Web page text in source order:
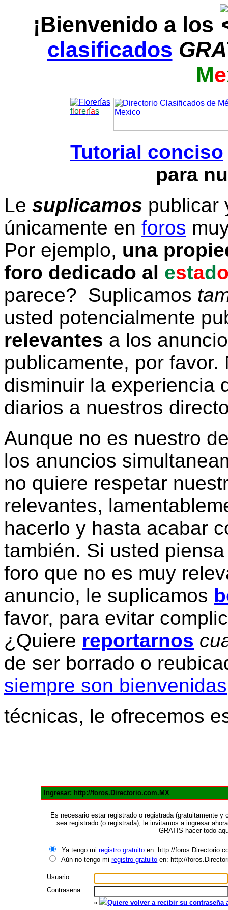
¡Bienvenido a los
clasificados
Me
florerías
Tutorial conciso
para
Le suplicamos publicar
únicamente en foros
Por ejemplo, una
foro dedicado al estad
parece? Suplicamos
usted potencialmente
relevantes a los
publicamente, por
disminuir la experiencia
diarios a nuestros
Aunque no es nuestro
los anuncios
no quiere respetar
relevantes,
hacerlo y hasta acabar
también. Si usted
foro que no es muy
anuncio, le suplicamos
favor, para evitar
¿Quiere reportarnos
de ser borrado o
siempre son bienvenidas
técnicas, le ofrecemos
Ingresar: http://foros.Directorio.com.MX
Es necesario estar registrado o registrada (gratuitamente
sea registrado (o registrada), le invitamos a ingresar
GRATIS hacer todo
Ya tengo miregistro gratuito en: http://
Aún no tengo miregistro gratuito en: http://
Usuario
Contrasena
»
Quiere volver a recibir su